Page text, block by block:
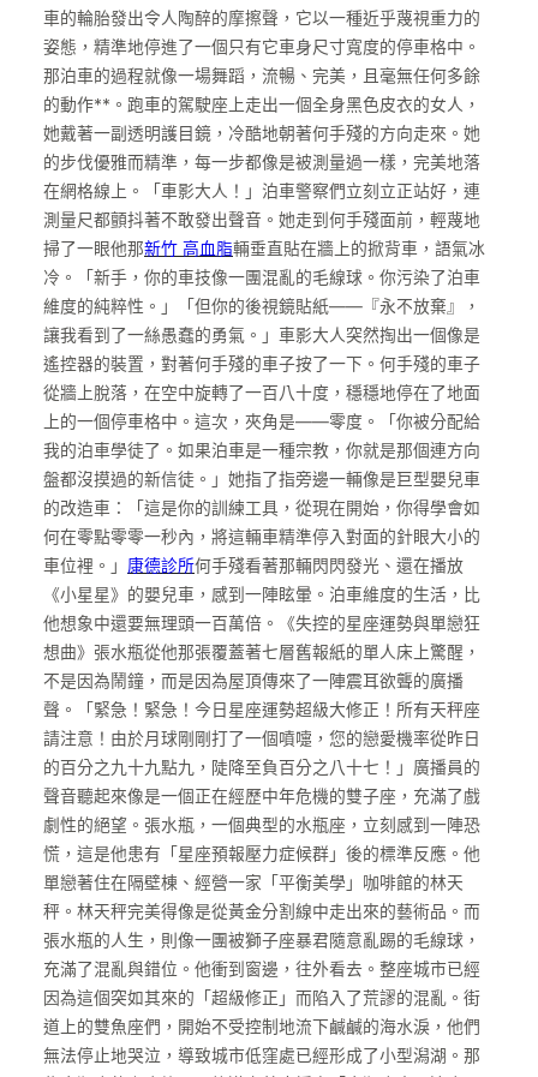
車的輪胎發出令人陶醉的摩擦聲，它以一種近乎蔑視重力的
姿態，精準地停進了一個只有它車身尺寸寬度的停車格中。
那泊車的過程就像一場舞蹈，流暢、完美，且毫無任何多餘
的動作**。跑車的駕駛座上走出一個全身黑色皮衣的女人，
她戴著一副透明護目鏡，冷酷地朝著何手殘的方向走來。她
的步伐優雅而精準，每一步都像是被測量過一樣，完美地落
在網格線上。「車影大人！」泊車警察們立刻立正站好，連
測量尺都顫抖著不敢發出聲音。她走到何手殘面前，輕蔑地
掃了一眼他那新竹 高血脂輛垂直貼在牆上的掀背車，語氣冰
冷。「新手，你的車技像一團混亂的毛線球。你污染了泊車
維度的純粹性。」「但你的後視鏡貼紙——『永不放棄』，
讓我看到了一絲愚蠢的勇氣。」車影大人突然掏出一個像是
遙控器的裝置，對著何手殘的車子按了一下。何手殘的車子
從牆上脫落，在空中旋轉了一百八十度，穩穩地停在了地面
上的一個停車格中。這次，夾角是——零度。「你被分配給
我的泊車學徒了。如果泊車是一種宗教，你就是那個連方向
盤都沒摸過的新信徒。」她指了指旁邊一輛像是巨型嬰兒車
的改造車：「這是你的訓練工具，從現在開始，你得學會如
何在零點零零一秒內，將這輛車精準停入對面的針眼大小的
車位裡。」 康德診所何手殘看著那輛閃閃發光、還在播放
《小星星》的嬰兒車，感到一陣眩暈。泊車維度的生活，比
他想象中還要無理頭一百萬倍。《失控的星座運勢與單戀狂
想曲》張水瓶從他那張覆蓋著七層舊報紙的單人床上驚醒，
不是因為鬧鐘，而是因為屋頂傳來了一陣震耳欲聾的廣播
聲。「緊急！緊急！今日星座運勢超級大修正！所有天秤座
請注意！由於月球剛剛打了一個噴嚏，您的戀愛機率從昨日
的百分之九十九點九，陡降至負百分之八十七！」廣播員的
聲音聽起來像是一個正在經歷中年危機的雙子座，充滿了戲
劇性的絕望。張水瓶，一個典型的水瓶座，立刻感到一陣恐
慌，這是他患有「星座預報壓力症候群」後的標準反應。他
單戀著住在隔壁棟、經營一家「平衡美學」咖啡館的林天
秤。林天秤完美得像是從黃金分割線中走出來的藝術品。而
張水瓶的人生，則像一團被獅子座暴君隨意亂踢的毛線球，
充滿了混亂與錯位。他衝到窗邊，往外看去。整座城市已經
因為這個突如其來的「超級修正」而陷入了荒謬的混亂。街
道上的雙魚座們，開始不受控制地流下鹹鹹的海水淚，他們
無法停止地哭泣，導致城市低窪處已經形成了小型潟湖。那